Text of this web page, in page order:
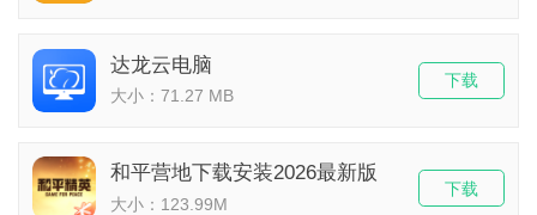
达龙云电脑
大小：71.27 MB
下载
和平营地下载安装2026最新版
大小：123.99M
下载